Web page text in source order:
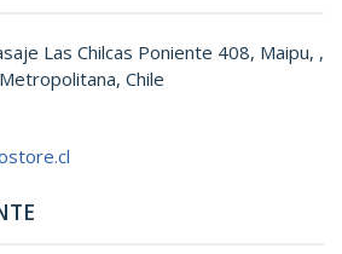
Las Chilcas Poniente 408, Maipu, ,
Chile